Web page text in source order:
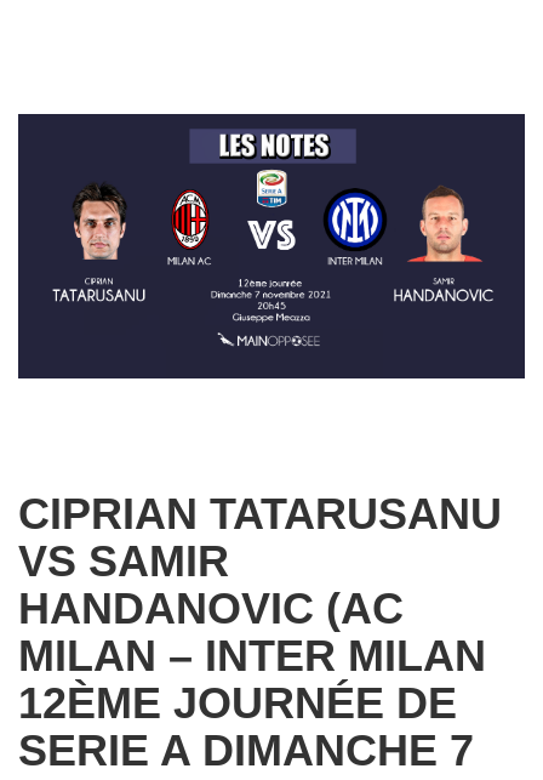
CIPRIAN TATARUSANU
VS SAMIR
HANDANOVIC (AC
MILAN – INTER MILAN
12ÈME JOURNÉE DE
SERIE A DIMANCHE 7